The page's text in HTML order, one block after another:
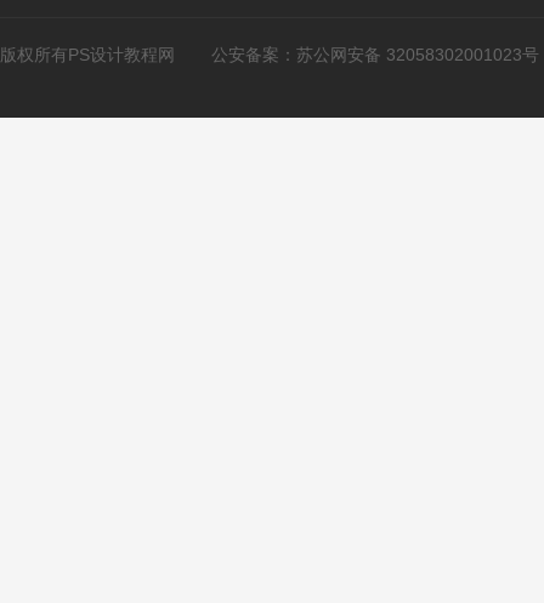
版权所有PS设计教程网 公安备案： 苏公网安备 32058302001023号